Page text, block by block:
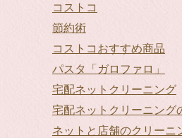
コストコ
節約術
コストコおすすめ商品
パスタ「ガロファロ」
宅配ネットクリーニング
宅配ネットクリーニング
ネットと店舗のクリーニ